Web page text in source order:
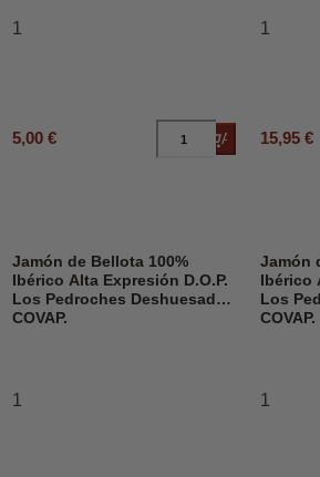
1
5,00 € Añadir al carrito
1
15,95 €
Jamón de Bellota 100%
Ibérico Alta Expresión D.O.P.
Los Pedroches Deshuesado,
COVAP.
1
Jamón
Ibérico
Los
COVAP.
1